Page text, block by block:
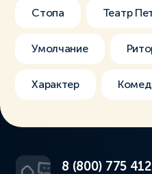
Стопа Театр
Умолчание
Характер
8 (800) 775